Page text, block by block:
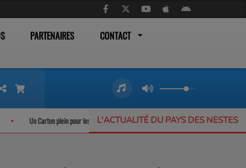
PARTENAIRES CONTACT
L'ACTUALITÉ DU PAYS DES NESTES
Un Carton plein pour les trains liO qui ne désemplissent pas L’Offrande Musicale :